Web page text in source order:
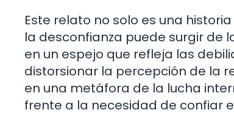
Este relato no solo es una
la desconfianza puede surgir de
en un espejo que refleja las
distorsionar la percepción de la
en una metáfora de la lucha
frente a la necesidad de confiar